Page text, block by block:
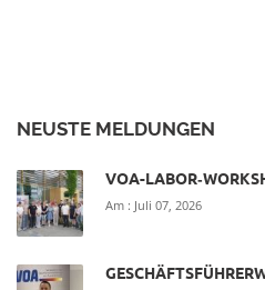
NEUSTE MELDUNGEN
VOA-
Am : Juli 07, 2026